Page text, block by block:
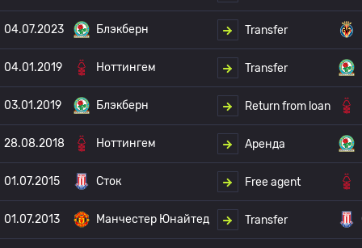
04.07.2023 Блэкберн Transfer
04.01.2019 Ноттингем Transfer
03.01.2019 Блэкберн Return from loan
28.08.2018 Ноттингем Аренда
01.07.2015 Сток Free agent
01.07.2013 Манчестер Юнайтед Transfer